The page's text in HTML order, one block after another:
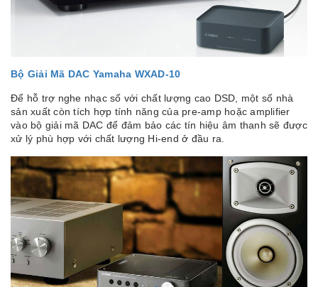
Bộ Giải Mã DAC Yamaha WXAD-10
Để hỗ trợ nghe nhạc số với chất lượng cao DSD, một số nhà
sản xuất còn tích hợp tính năng của pre-amp hoặc amplifier
vào bộ giải mã DAC để đảm bảo các tín hiệu âm thanh sẽ được
xử lý phù hợp với chất lượng Hi-end ở đầu ra.